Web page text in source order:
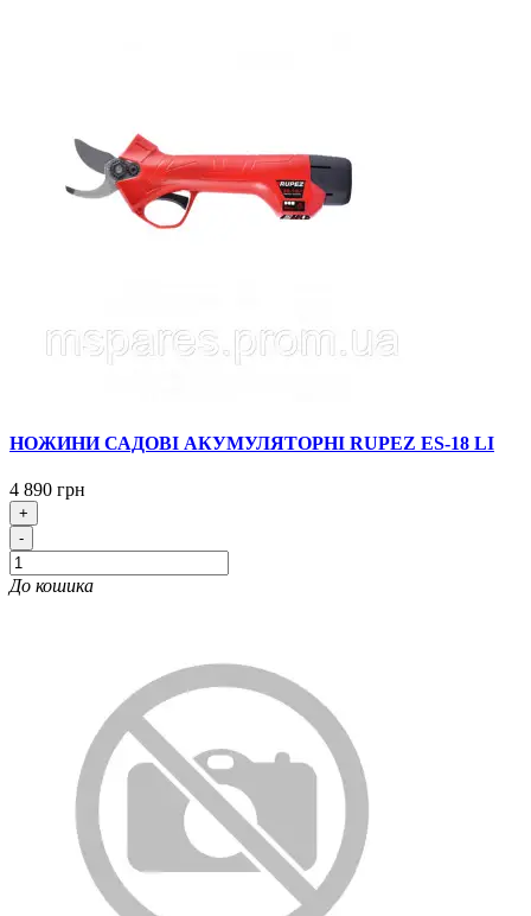
НОЖИНИ САДОВІ АКУМУЛЯТОРНІ RUPEZ ES-18 LI
4 890 грн
+
-
До кошика